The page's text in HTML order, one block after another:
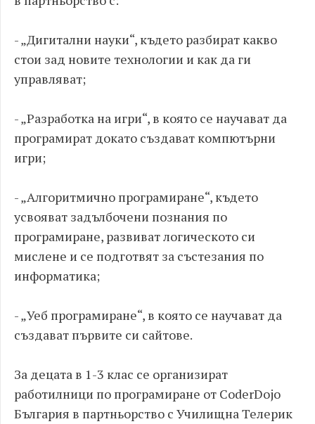
- „Дигитални науки“, където разбират какво
стои зад новите технологии и как да ги
управляват;
- „Разработка на игри“, в която се научават да
програмират докато създават компютърни
игри;
- „Алгоритмично програмиране“, където
усвояват задълбочени познания по
програмиране, развиват логическото си
мислене и се подготвят за състезания по
информатика;
- „Уеб програмиране“, в която се научават да
създават първите си сайтове.
За децата в 1-3 клас се организират
работилници по програмиране от CoderDojo
България в партньорство с Училищна Телерик